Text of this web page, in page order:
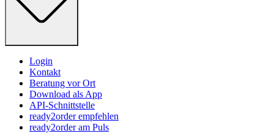
Login
Kontakt
Beratung vor Ort
Download als App
API-Schnittstelle
ready2order empfehlen
ready2order am Puls